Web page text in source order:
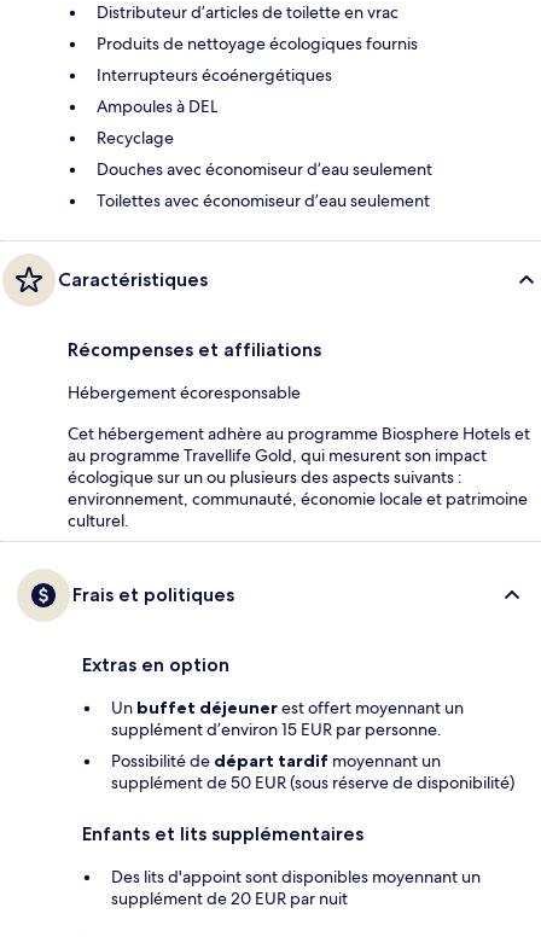
Distributeur d’articles de toilette en vrac
Produits de nettoyage écologiques fournis
Interrupteurs écoénergétiques
Ampoules à DEL
Recyclage
Douches avec économiseur d’eau seulement
Toilettes avec économiseur d’eau seulement
Caractéristiques
Récompenses et affiliations
Hébergement écoresponsable
Cet hébergement adhère au programme Biosphere Hotels et
au programme Travellife Gold, qui mesurent son impact
écologique sur un ou plusieurs des aspects suivants :
environnement, communauté, économie locale et patrimoine
culturel.
Frais et politiques
Extras en option
Un buffet déjeunerest offert moyennant un
supplément d’environ 15 EUR par personne.
Possibilité de départ tardif moyennant un
supplément de 50 EUR (sous réserve de disponibilité)
Enfants et lits supplémentaires
Des lits d'appoint sont disponibles moyennant un
supplément de 20 EUR par nuit